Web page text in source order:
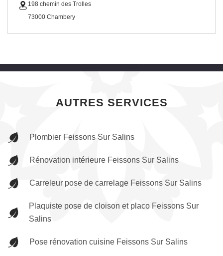
198 chemin des Trolles
73000 Chambery
AUTRES SERVICES
Plombier Feissons Sur Salins
Rénovation intérieure Feissons Sur Salins
Carreleur pose de carrelage Feissons Sur Salins
Plaquiste pose de cloison et placo Feissons Sur
Salins
Pose rénovation cuisine Feissons Sur Salins